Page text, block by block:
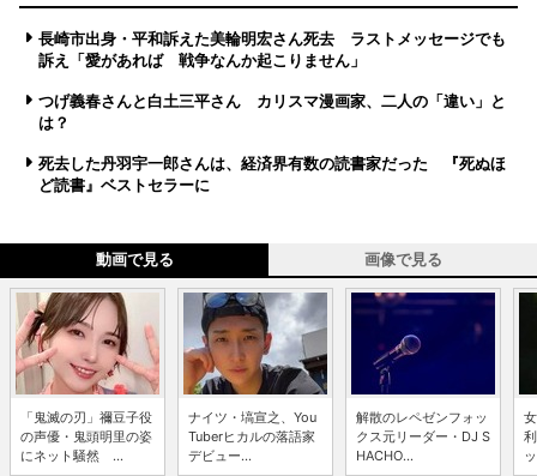
長崎市出身・平和訴えた美輪明宏さん死去 ラストメッセージでも
訴え「愛があれば 戦争なんか起こりません」
つげ義春さんと白土三平さん カリスマ漫画家、二人の「違い」と
は？
死去した丹羽宇一郎さんは、経済界有数の読書家だった 『死ぬほ
ど読書』ベストセラーに
動画で見る 画像で見る
「鬼滅の刃」禰豆子役
の声優・鬼頭明里の姿
にネット騒然 ...
ナイツ・塙宣之、You
Tuberヒカルの落語家
デビュー...
解散のレペゼンフォッ
クス元リーダー・DJ S
HACHO...